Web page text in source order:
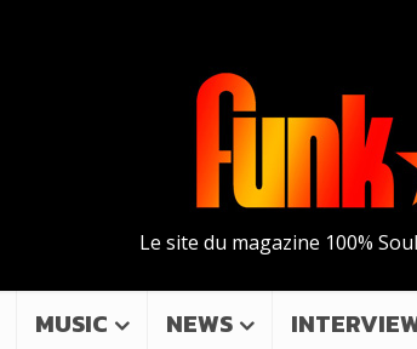
Le site du magazine 100%
MUSIC NEWS